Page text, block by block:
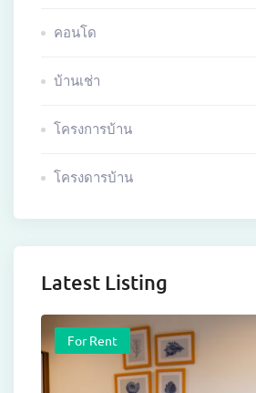
คอนโด
บ้านเช่า
โครงการบ้าน
โครงดารบ้าน
Latest Listing
For Rent